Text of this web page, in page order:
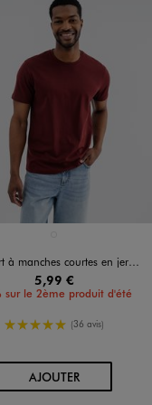
courtes en jersey de coton uni homme
5,99 €
sur le 2ème produit d'été
5/5 de moyenne
(36 avis)
AJOUTERAU PANIER